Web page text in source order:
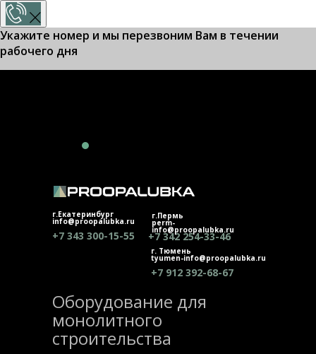
Укажите номер и мы перезвоним Вам в течении
рабочего дня
Или наберите нас:
Оборудование для
монолитного
строительства
+7 343 300-15-55
г.Екатеринбург
info@proopalubka.ru
+7 342 254-33-46
г.Пермь
perm-
info@proopalubka.ru
+7 912 392-68-67
г. Тюмень
tyumen-info@proopalubka.ru